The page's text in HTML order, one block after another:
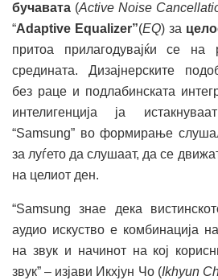
бучавата (Active Noise
“Adaptive Equalizer”(EQ) за
притоа прилагодувајќи се на
средината. Дизајнерските
без раце и подлабинската
интелигенција ја
“Samsung” во формирање
за луѓето да слушаат, да се
на целиот ден.
“Samsung знае дека
аудио искуство е комбинација
на звук и начинот на кој
звук” – изјави Икхјун Чо (Ikhyun